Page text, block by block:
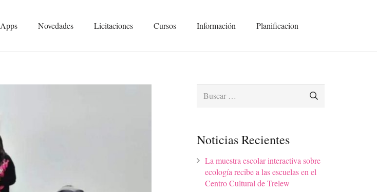
Apps Novedades Licitaciones Cursos Información Planificacion
Buscar:
Noticias Recientes
La muestra escolar interactiva sobre
ecología recibe a las escuelas en el
Centro Cultural de Trelew